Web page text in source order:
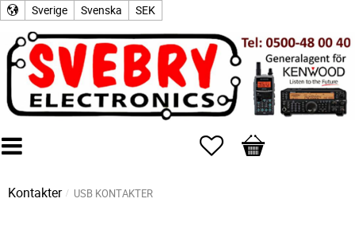
Sverige Svenska SEK
Favoriter
Kundvagn
Kontakter USB KONTAKTER